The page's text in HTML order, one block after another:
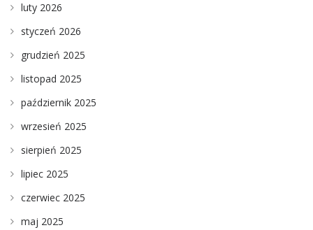
luty 2026
styczeń 2026
grudzień 2025
listopad 2025
październik 2025
wrzesień 2025
sierpień 2025
lipiec 2025
czerwiec 2025
maj 2025